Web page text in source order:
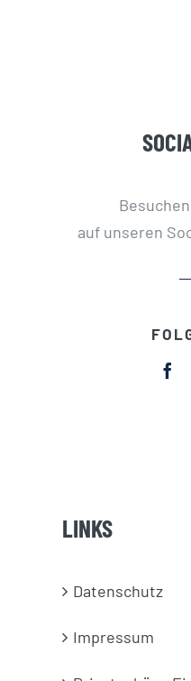
auf unseren
LINKS
Datenschutz
Impressum